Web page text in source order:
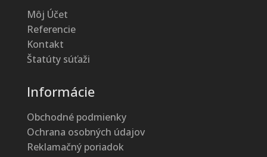
Môj Účet
Referencie
Kontakt
Štatúty súťaži
Informácie
Obchodné podmienky
Ochrana osobných údajov
Reklamačný poriadok